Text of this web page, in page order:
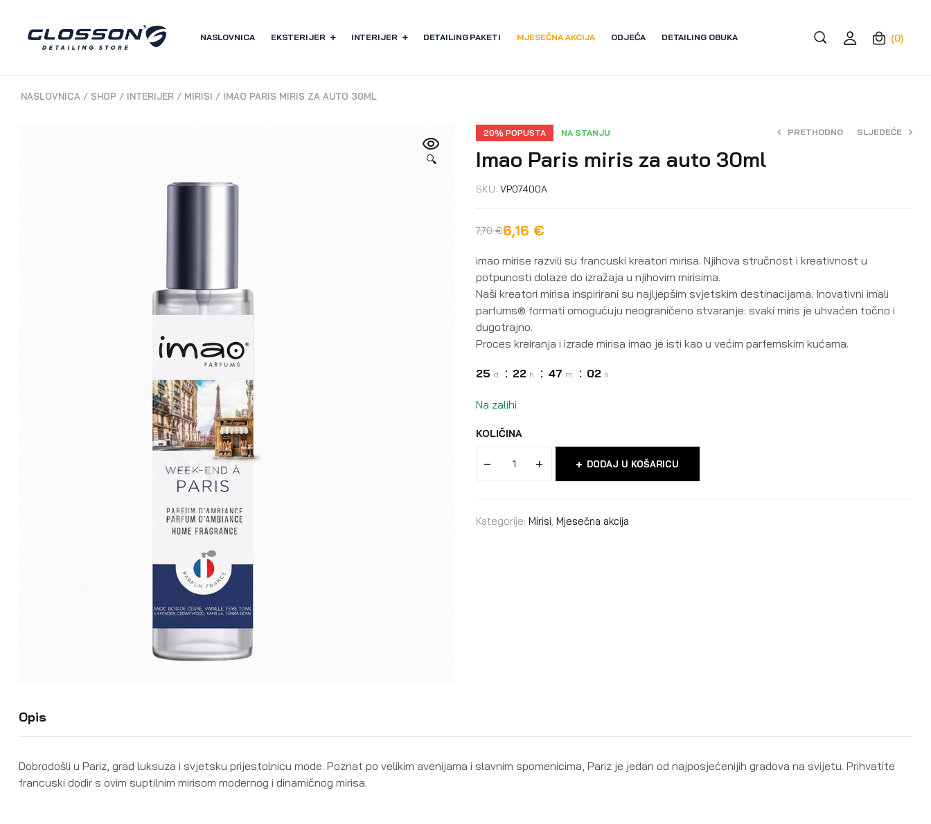
NASLOVNICA EKSTERIJER INTERIJER DETAILING PAKETI MJESEČNA AKCIJA ODJEĆA DETAILING OBUKA (0)
NASLOVNICA / SHOP / INTERIJER / MIRISI / IMAO PARIS MIRIS ZA AUTO 30ML
🔍
20% POPUSTA NA STANJU PRETHODNO SLJEDEĆE
Imao Paris miris za auto 30ml
SKU: VP07400A
7,70€6,16 €
imao mirise razvili su francuski kreatori mirisa. Njihova stručnost i kreativnost u
potpunosti dolaze do izražaja u njihovim mirisima.
Naši kreatori mirisa inspirirani su najljepšim svjetskim destinacijama. Inovativni imali
parfums® formati omogućuju neograničeno stvaranje: svaki miris je uhvaćen točno i
dugotrajno.
Proces kreiranja i izrade mirisa imao je isti kao u većim parfemskim kućama.
25 d 22 h 47 m 01 s
Na zalihi
KOLIČINA
DODAJ U KOŠARICU
Kategorije: Mirisi Mjesečna akcija
Opis
Dobrodošli u Pariz, grad luksuza i svjetsku prijestolnicu mode. Poznat po velikim avenijama i slavnim spomenicima, Pariz je jedan od najposjećenijih gradova na svijetu. Prihvatite
francuski dodir s ovim suptilnim mirisom modernog i dinamičnog mirisa.